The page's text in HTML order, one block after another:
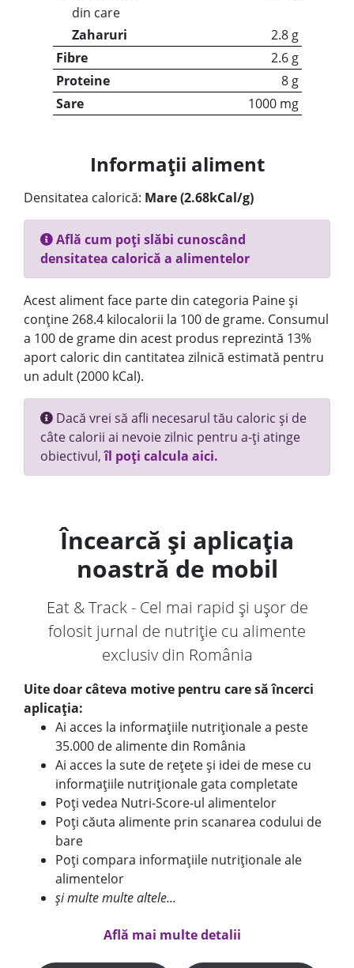
din care
Zaharuri
2.8 g
Fibre
2.6 g
Proteine
8 g
Sare
1000 mg
Informații aliment
Densitatea calorică: Mare (2.68kCal/g)
Află cum poți slăbi cunoscând
densitatea calorică a alimentelor
Acest aliment face parte din categoria Paine și
conține 268.4 kilocalorii la 100 de grame. Consumul
a 100 de grame din acest produs reprezintă 13%
aport caloric din cantitatea zilnică estimată pentru
un adult (2000 kCal).
Dacă vrei să afli necesarul tău caloric și de
câte calorii ai nevoie zilnic pentru a-ți atinge
obiectivul,îl poți calcula aici.
Încearcă și aplicația
noastră de mobil
Eat & Track - Cel mai rapid și ușor de
folosit jurnal de nutriție cu alimente
exclusiv din România
Uite doar câteva motive pentru care să încerci
aplicația:
Ai acces la informațiile nutriționale a peste
35.000 de alimente din România
Ai acces la sute de rețete și idei de mese cu
informațiile nutriționale gata completate
Poți vedea Nutri-Score-ul alimentelor
Poți căuta alimente prin scanarea codului de
bare
Poți compara informațiile nutriționale ale
alimentelor
și multe multe altele...
Află mai multe detalii